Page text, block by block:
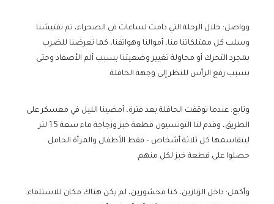
وواصل: خلال الرحلة التي دامت لساعات في الصحراء، تم تفتيشنا
وسلب كل ممتلكاتنا منا، أموالنا وهواتفنا، كما تعرضنا للضرب
بمجرد التحرك أو محاولة تغيير وضعيتنا بسبب ألم الأصفاد وحتى
بسبب رفع الرأس للنظر إلى وجهة الحافلة.
وتابع: عندما توقفت الحافلة بعد فترة، أمضينا الليل في معسكر على
الطريق، وقدم لنا التونسيون قطعة خبز وزجاجة ماء سعة 1.5 لتر
ليتقاسمها كل ثلاثة أشخاص – فقط الأطفال والمرأة الحامل
حصلوا على قطعة خبز لكل منهم.
وأكمل: داخل الزنازين، كنا محشورين، لم يكن هناك مكان للاستلقاء.